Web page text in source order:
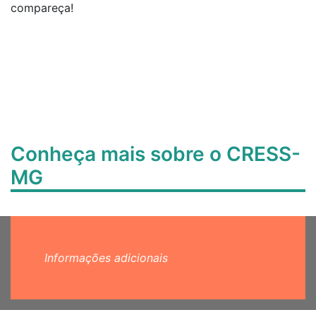
compareça!
Conheça mais sobre o CRESS-
MG
Informações adicionais